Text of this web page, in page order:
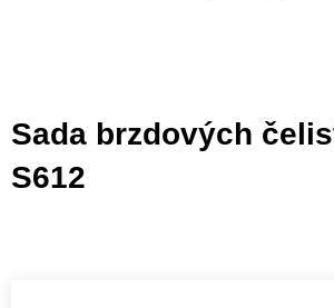
Sada brzdových
S612